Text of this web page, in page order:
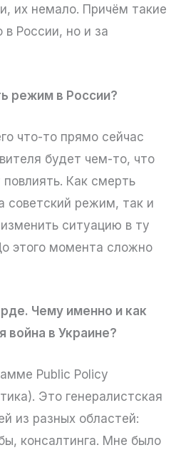
их немало. Причём такие
России, но и за
режим в России?
что-то прямо сейчас
будет чем-то, что
Как смерть
советский режим, так и
ситуацию в ту
этого момента сложно
Чему именно и как
война в Украине?
Public Policy
Это генералистская
из разных областей:
консалтинга. Мне было